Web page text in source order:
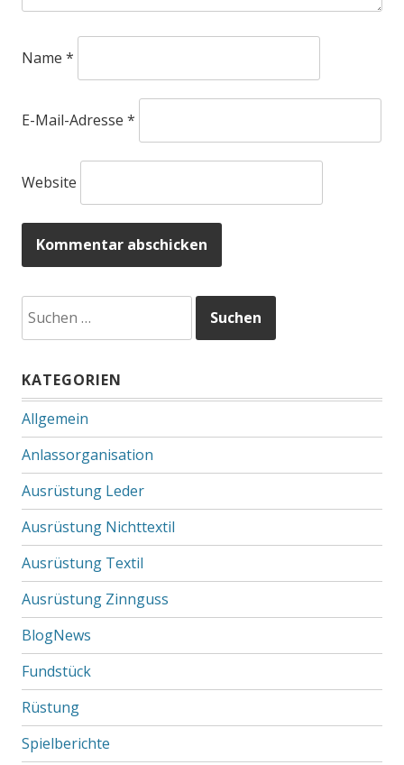
Name *
E-Mail-Adresse *
Website
nach:
KATEGORIEN
Allgemein
Anlassorganisation
Ausrüstung Leder
Ausrüstung Nichttextil
Ausrüstung Textil
Ausrüstung Zinnguss
BlogNews
Fundstück
Rüstung
Spielberichte